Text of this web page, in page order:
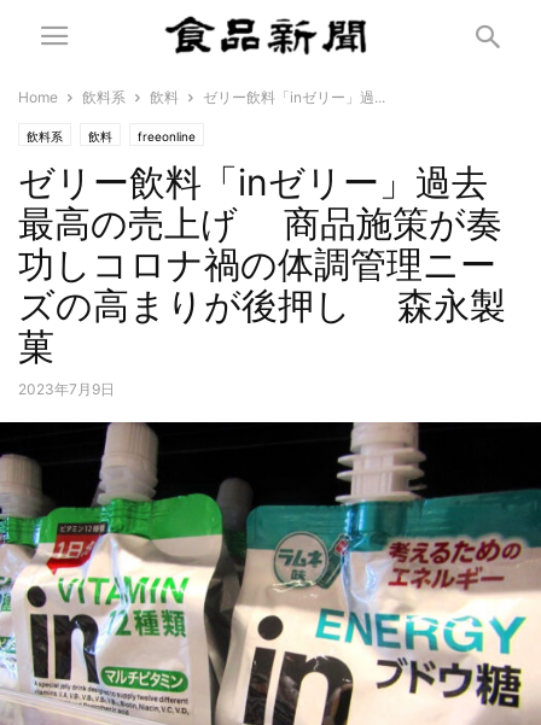
Home 飲料系 飲料 ゼリー飲料「inゼリー」過...
飲料系 飲料 freeonline
ゼリー飲料「inゼリー」過去
最高の売上げ 商品施策が奏
功しコロナ禍の体調管理ニー
ズの高まりが後押し 森永製
菓
2023年7月9日